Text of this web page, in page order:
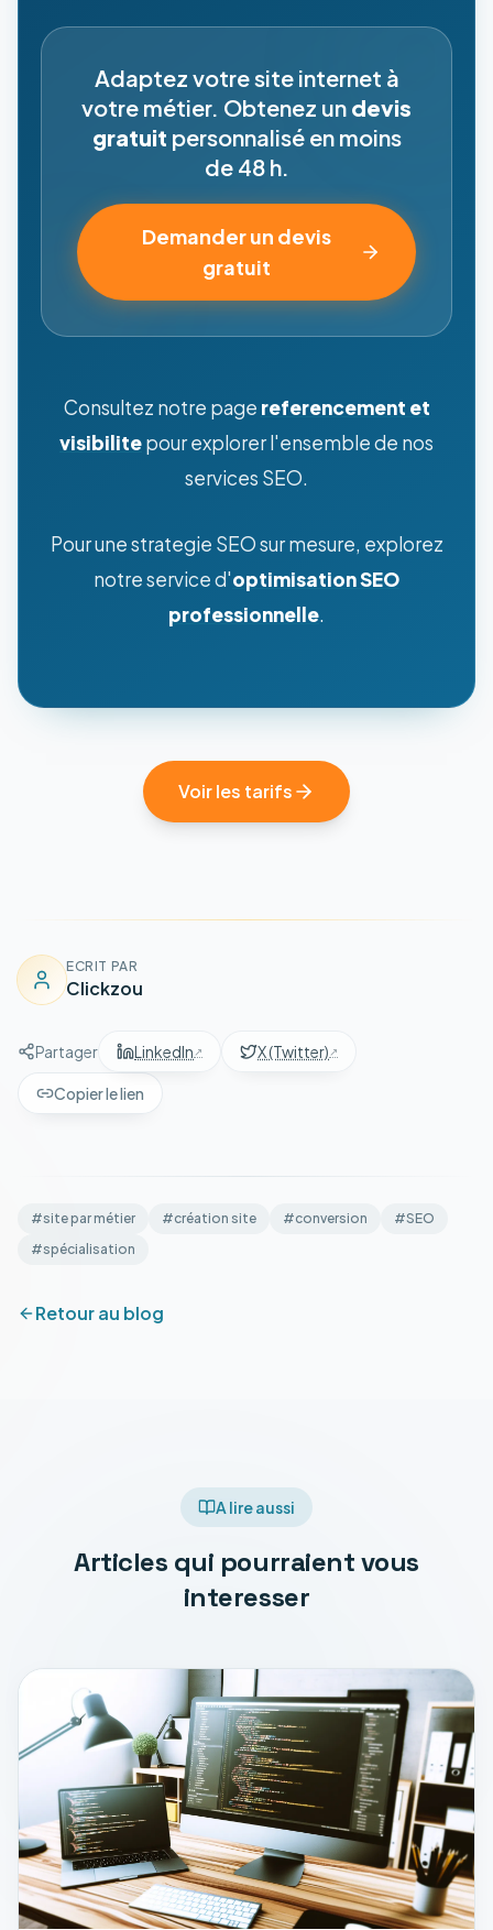
Adaptez votre site internet à
votre métier. Obtenez un devis
gratuit personnalisé en moins
de 48 h.
Demander un devis
gratuit
Consultez notre page referencement et
visibilitepour explorer l'ensemble de nos
services SEO.
Pour une strategie SEO sur mesure, explorez
notre service d'optimisation SEO
professionnelle.
Voir les tarifs
ECRIT PAR
Clickzou
Partager LinkedIn X (Twitter)
Copier le lien
#site par métier #création site #conversion #SEO
#spécialisation
Retour au blog
A lire aussi
Articles qui pourraient vous
interesser